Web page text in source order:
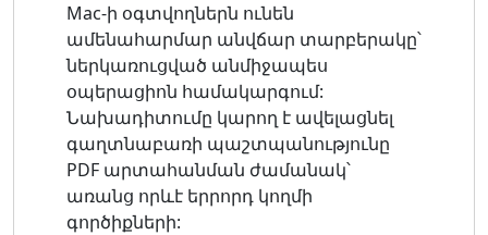
Mac-ի օգտվողներն ունեն
ամենահարմար անվճար տարբերակը՝
ներկառուցված անմիջապես
օպերացիոն համակարգում:
Նախադիտումը կարող է ավելացնել
գաղտնաբառի պաշտպանությունը
PDF արտահանման ժամանակ՝
առանց որևէ երրորդ կողմի
գործիքների: